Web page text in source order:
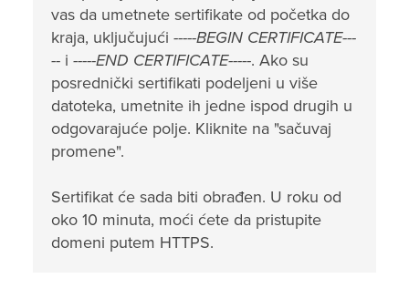
vas da umetnete sertifikate od početka do
kraja, uključujući -----BEGIN CERTIFICATE---
-- i -----END CERTIFICATE-----. Ako su
posrednički sertifikati podeljeni u više
datoteka, umetnite ih jedne ispod drugih u
odgovarajuće polje. Kliknite na "sačuvaj
promene".
Sertifikat će sada biti obrađen. U roku od
oko 10 minuta, moći ćete da pristupite
domeni putem HTTPS.